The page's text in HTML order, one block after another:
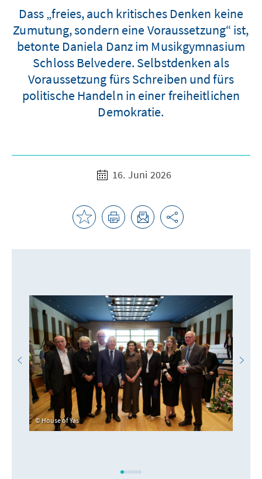
Dass „freies, auch kritisches Denken keine
Zumutung, sondern eine Voraussetzung“ ist,
betonte Daniela Danz im Musikgymnasium
Schloss Belvedere. Selbstdenken als
Voraussetzung fürs Schreiben und fürs
politische Handeln in einer freiheitlichen
Demokratie.
16. Juni 2026
House of Yas